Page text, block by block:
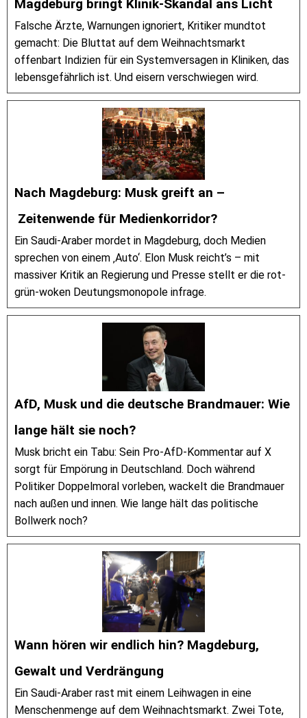
Magdeburg bringt Klinik-Skandal ans Licht
Falsche Ärzte, Warnungen ignoriert, Kritiker mundtot
gemacht: Die Bluttat auf dem Weihnachtsmarkt
offenbart Indizien für ein Systemversagen in Kliniken, das
lebensgefährlich ist. Und eisern verschwiegen wird.
Nach Magdeburg: Musk greift an –
Zeitenwende für Medienkorridor?
Ein Saudi-Araber mordet in Magdeburg, doch Medien
sprechen von einem ‚Auto‘. Elon Musk reicht’s – mit
massiver Kritik an Regierung und Presse stellt er die rot-
grün-woken Deutungsmonopole infrage.
AfD, Musk und die deutsche Brandmauer: Wie
lange hält sie noch?
Musk bricht ein Tabu: Sein Pro-AfD-Kommentar auf X
sorgt für Empörung in Deutschland. Doch während
Politiker Doppelmoral vorleben, wackelt die Brandmauer
nach außen und innen. Wie lange hält das politische
Bollwerk noch?
Wann hören wir endlich hin? Magdeburg,
Gewalt und Verdrängung
Ein Saudi-Araber rast mit einem Leihwagen in eine
Menschenmenge auf dem Weihnachtsmarkt. Zwei Tote,